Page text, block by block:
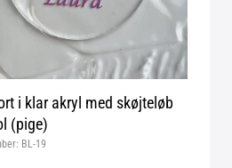
i klar akryl med skøjteløb
(pige)
BL-19